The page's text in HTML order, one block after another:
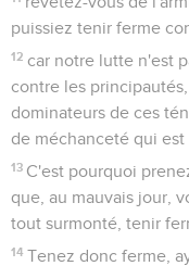
puissiez tenir ferme
12 car notre lutte n'est
contre les
dominateurs de ces
de méchanceté qui est
13 C'est pourquoi
que, au mauvais jour,
tout surmonté, tenir
14 Tenez donc ferme,